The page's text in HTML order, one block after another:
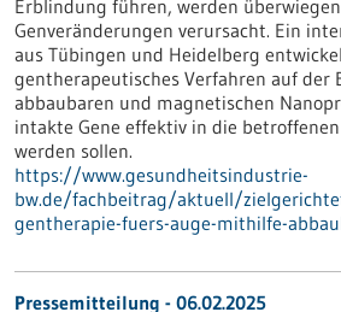
Erblindung führen, werden
Genveränderungen verursacht. Ein
aus Tübingen und Heidelberg
gentherapeutisches Verfahren auf der
abbaubaren und magnetischen
intakte Gene effektiv in die
werden sollen.
https://www.gesundheitsindustrie-
bw.de/fachbeitrag/aktuell/
gentherapie-fuers-auge-mithilfe-
Pressemitteilung - 06.02.2025